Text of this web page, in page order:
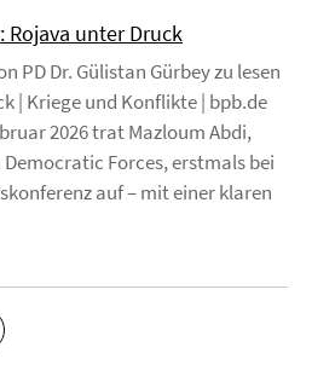
Rojava unter Druck
PD Dr. Gülistan Gürbey zu lesen
| Kriege und Konflikte | bpb.de
2026 trat Mazloum Abdi,
Forces, erstmals bei
auf – mit einer klaren